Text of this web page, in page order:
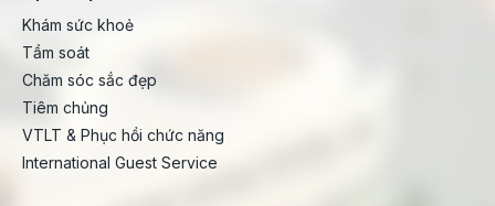
Khám sức khoẻ
Tầm soát
Chăm sóc sắc đẹp
Tiêm chủng
VTLT & Phục hồi chức năng
International Guest Service